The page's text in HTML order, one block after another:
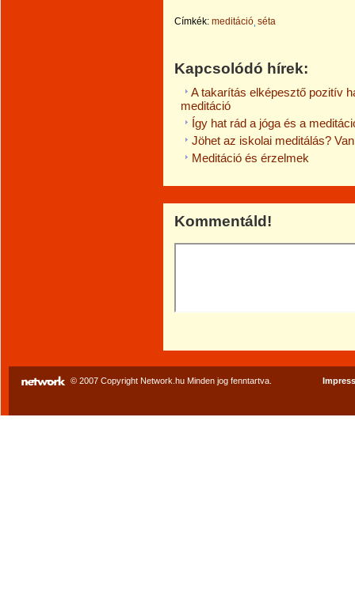
Címkék: meditáció séta
Kapcsolódó hírek:
A takarítás elképesztő pozitív
meditáció
Így hat rád a jóga és a
Jöhet az iskolai meditálás?
Meditáció és érzelmek
Kommentáld!
© 2007 Copyright Network.hu Minden jog fenntartva.